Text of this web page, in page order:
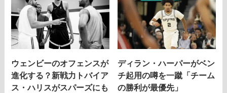
ウェンビーのオフェンスが
進化する？新戦力トバイア
ス・ハリスがスパーズにも
ディラン・ハーパーがベン
チ起用の噂を一蹴「チーム
の勝利が最優先」